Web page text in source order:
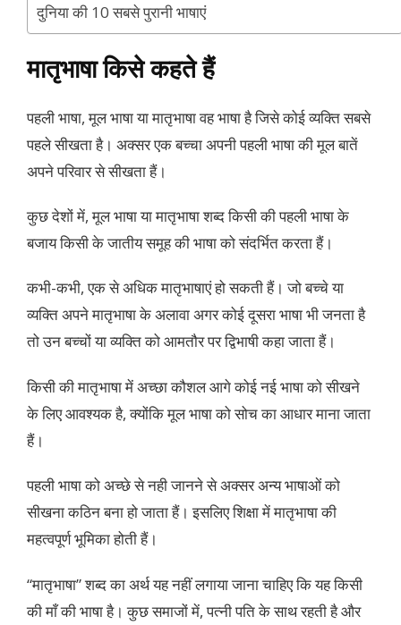
दुनिया की 10 सबसे पुरानी भाषाएं
मातृभाषा किसे कहते हैं
पहली भाषा, मूल भाषा या मातृभाषा वह भाषा है जिसे कोई व्यक्ति सबसे
पहले सीखता है। अक्सर एक बच्चा अपनी पहली भाषा की मूल बातें
अपने परिवार से सीखता हैं।
कुछ देशों में, मूल भाषा या मातृभाषा शब्द किसी की पहली भाषा के
बजाय किसी के जातीय समूह की भाषा को संदर्भित करता हैं।
कभी-कभी, एक से अधिक मातृभाषाएं हो सकती हैं। जो बच्चे या
व्यक्ति अपने मातृभाषा के अलावा अगर कोई दूसरा भाषा भी जनता है
तो उन बच्चों या व्यक्ति को आमतौर पर द्विभाषी कहा जाता हैं।
किसी की मातृभाषा में अच्छा कौशल आगे कोई नई भाषा को सीखने
के लिए आवश्यक है, क्योंकि मूल भाषा को सोच का आधार माना जाता
हैं।
पहली भाषा को अच्छे से नही जानने से अक्सर अन्य भाषाओं को
सीखना कठिन बना हो जाता हैं। इसलिए शिक्षा में मातृभाषा की
महत्वपूर्ण भूमिका होती हैं।
“मातृभाषा” शब्द का अर्थ यह नहीं लगाया जाना चाहिए कि यह किसी
की माँ की भाषा है। कुछ समाजों में, पत्नी पति के साथ रहती है और